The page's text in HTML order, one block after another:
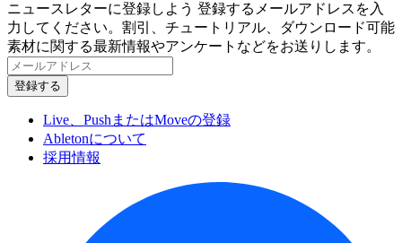
ニュースレターに登録しよう 登録するメールアドレスを入
力してください。割引、チュートリアル、ダウンロード可能
素材に関する最新情報やアンケートなどをお送りします。
Live、PushまたはMoveの登録
Abletonについて
採用情報